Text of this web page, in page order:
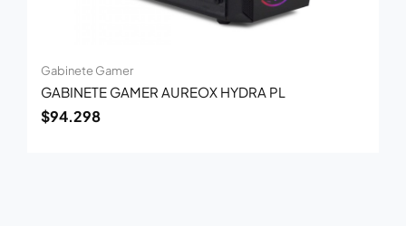
Gabinete Gamer
GABINETE GAMER AUREOX HYDRA PL
$94.298